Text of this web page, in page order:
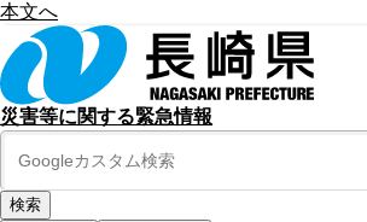
本文へ
災害等に関する緊急情報